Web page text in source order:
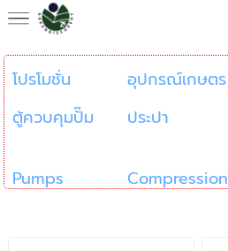
โปรโมชั่น อุปกรณ์เกษตร
ตู้ควบคุมปั๊ม
ประปา
Pumps
Compression